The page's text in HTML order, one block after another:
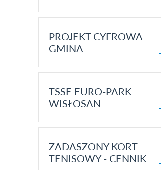
PROJEKT CYFROWA
GMINA
TSSE EURO-PARK
WISŁOSAN
ZADASZONY KORT
TENISOWY - CENNIK